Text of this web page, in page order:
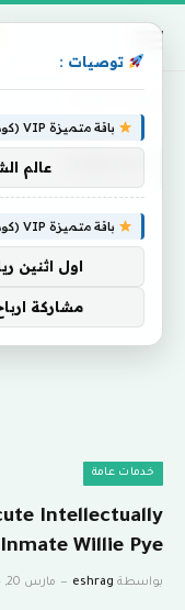
خدمات عامة
Intellectually
Willie Pye
بواسطة eshrag مارس 20, 2024
توصيات :
باقة متميزة VIP (كود: AA86842):
عالم
باقة متميزة VIP (كود: AA38045):
اول اثنين
مشاركة